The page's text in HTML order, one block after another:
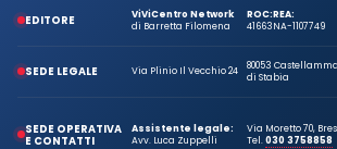
EDITORE
ViViCentro Network
di Barretta Filomena
ROC:
41663
REA:
NA-1107749
SEDE LEGALE Via Plinio Il Vecchio 24
80053
di Stabia
SEDE OPERATIVA
E CONTATTI
Assistente legale:
Avv. Luca Zuppelli
Via Moretto 70,
Tel.030 3758858